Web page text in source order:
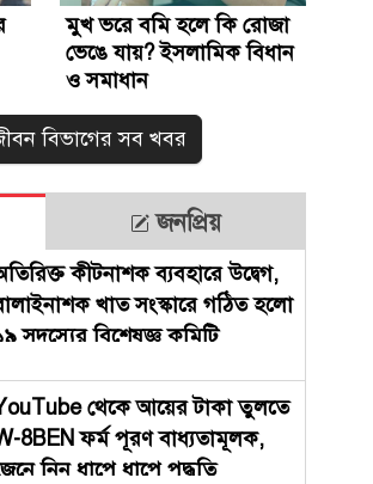
মুখ ভরে বমি হলে কি রোজা
ভেঙে যায়? ইসলামিক বিধান
ও সমাধান
বিভাগের সব খবর
জনপ্রিয়
কীটনাশক ব্যবহারে উদ্বেগ,
খাত সংস্কারে গঠিত হলো
সদস্যের বিশেষজ্ঞ কমিটি
থেকে আয়ের টাকা তুলতে
8BEN ফর্ম পূরণ বাধ্যতামূলক,
নিন ধাপে ধাপে পদ্ধতি